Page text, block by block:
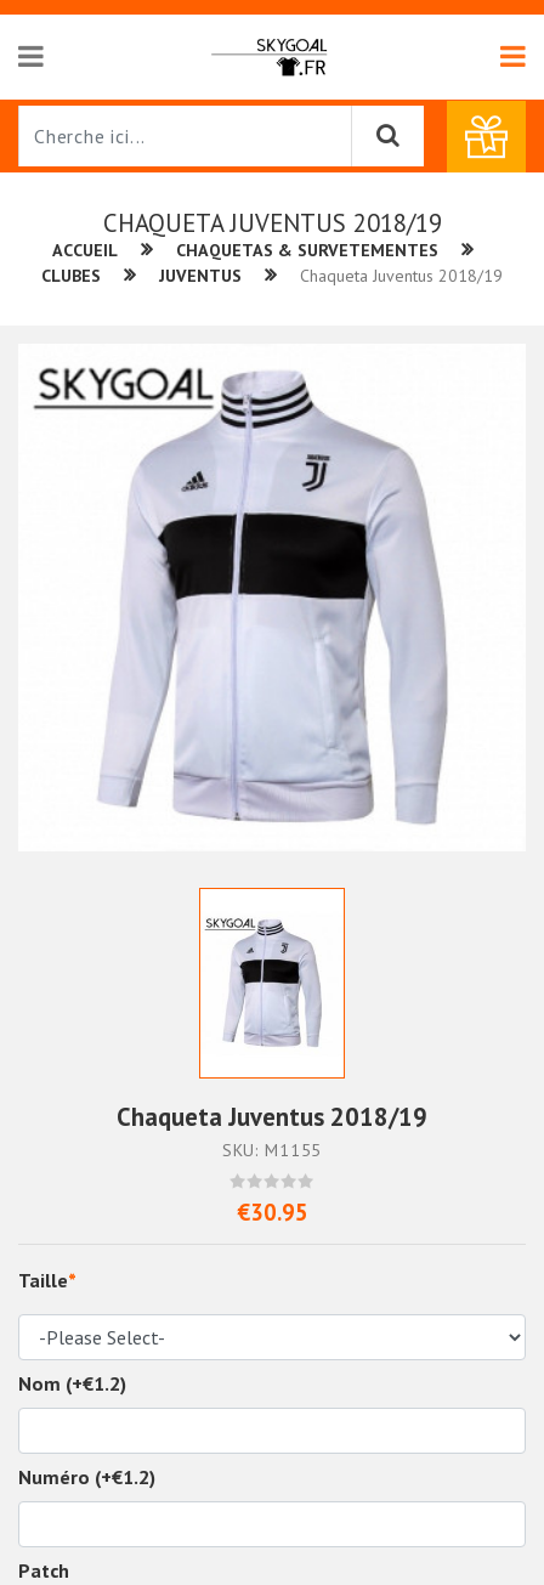
CHAQUETA JUVENTUS 2018/19
ACCUEIL
CHAQUETAS & SURVETEMENTES
CLUBES
JUVENTUS Chaqueta Juventus 2018/19
Chaqueta Juventus 2018/19
SKU: M1155
€30.95
Taille*
Nom (+€1.2)
Numéro (+€1.2)
Patch